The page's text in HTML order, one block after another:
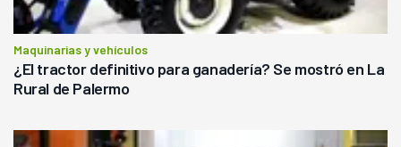
Maquinarias y vehículos
¿El tractor definitivo para ganadería? Se mostró en La
Rural de Palermo